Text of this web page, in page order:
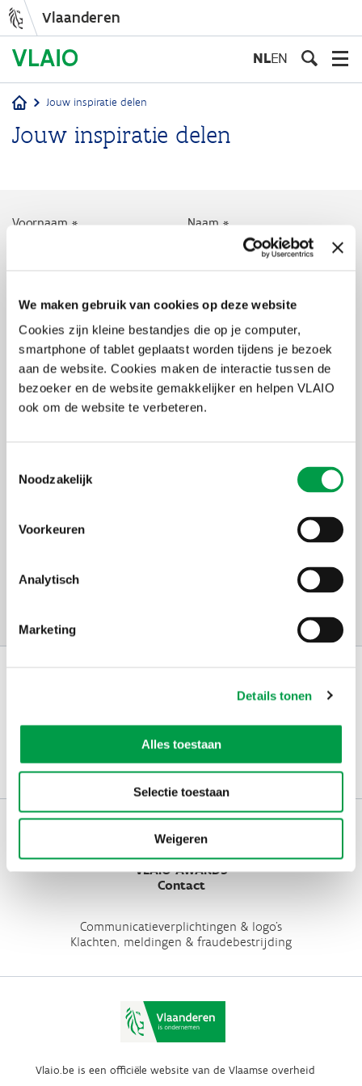
We maken gebruik van cookies op deze website
Cookies zijn kleine bestandjes die op je computer,
smartphone of tablet geplaatst worden tijdens je bezoek
aan de website. Cookies maken de interactie tussen de
bezoeker en de website gemakkelijker en helpen VLAIO
ook om de website te verbeteren.
Noodzakelijk
Voorkeuren
Analytisch
Marketing
Details tonen
Alles toestaan
Selectie toestaan
Weigeren
gaan
Vlaanderen
NLEN
Kruimelpad
Jouw inspiratie delen
Jouw inspiratie delen
Voornaam Naam
E-mailadres
Korte omschrijving
ontvangen in je mailbox
Schrijf je nu in
Werken bij VLAIO
Studies
VLAIO-app
VLAIO AWARDS
Contact
Communicatieverplichtingen & logo's
Klachten, meldingen & fraudebestrijding
Vlaio.be is een officiële website van de Vlaamse overheid